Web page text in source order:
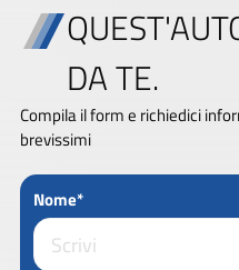
DA TE.
Compila il form e richiedici
brevissimi
Nome*